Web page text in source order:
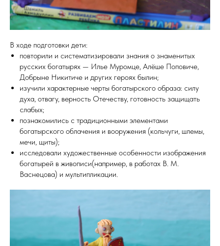
В ходе подготовки дети:
повторили и систематизировали знания о знаменитых
русских богатырях — Илье Муромце, Алёше Поповиче,
Добрыне Никитиче и других героях былин;
изучили характерные черты богатырского образа: силу
духа, отвагу, верность Отечеству, готовность защищать
слабых;
познакомились с традиционными элементами
богатырского облачения и вооружения (кольчуги, шлемы,
мечи, щиты);
исследовали художественные особенности изображения
богатырей в живописи(например, в работах В. М.
Васнецова) и мультипликации.